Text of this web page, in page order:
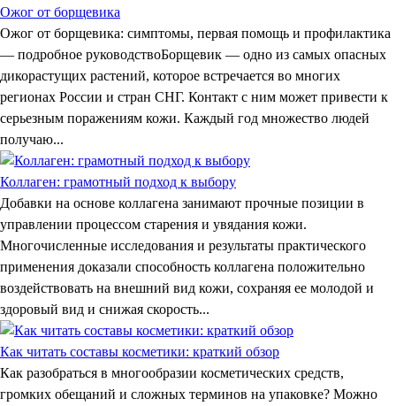
Ожог от борщевика
Ожог от борщевика: симптомы, первая помощь и профилактика
— подробное руководствоБорщевик — одно из самых опасных
дикорастущих растений, которое встречается во многих
регионах России и стран СНГ. Контакт с ним может привести к
серьезным поражениям кожи. Каждый год множество людей
получаю...
Коллаген: грамотный подход к выбору
Добавки на основе коллагена занимают прочные позиции в
управлении процессом старения и увядания кожи.
Многочисленные исследования и результаты практического
применения доказали способность коллагена положительно
воздействовать на внешний вид кожи, сохраняя ее молодой и
здоровый вид и снижая скорость...
Как читать составы косметики: краткий обзор
Как разобраться в многообразии косметических средств,
громких обещаний и сложных терминов на упаковке? Можно